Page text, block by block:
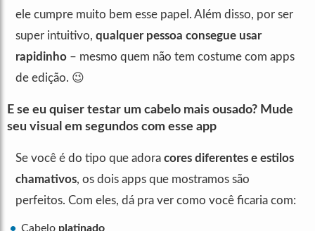
ele cumpre muito bem esse papel. Além disso, por ser
super intuitivo, qualquer pessoa consegue usar
rapidinho – mesmo quem não tem costume com apps
de edição. 😉
E se eu quiser testar um cabelo mais ousado? Mude
seu visual em segundos com esse app
Se você é do tipo que adora cores diferentes e estilos
chamativos, os dois apps que mostramos são
perfeitos. Com eles, dá pra ver como você ficaria com:
Cabelo platinado